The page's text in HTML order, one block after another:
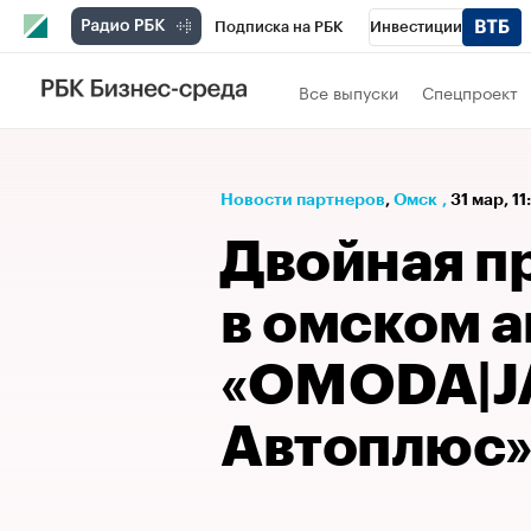
Подписка на РБК Инвестиции
Спорт
Технологии и медиа
Все выпуски Спецпроект
Новости партнеров⁠, Омск , 31 мар,
Двойная
в омском